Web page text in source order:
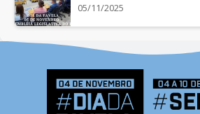
05/11/2025